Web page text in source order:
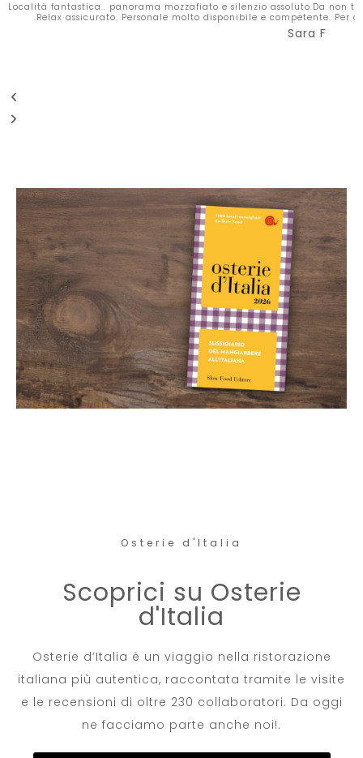
Località fantastica.. panorama mozzafiato e silenzio assoluto.Da non
.Relax assicurato. Personale molto disponibile e competente. Per
Sara F
Osterie d'Italia
Scoprici su Osterie
d'Italia
Osterie d’Italia è un viaggio nella ristorazione
italiana più autentica, raccontata tramite le visite
e le recensioni di oltre 230 collaboratori. Da oggi
ne facciamo parte anche noi!.